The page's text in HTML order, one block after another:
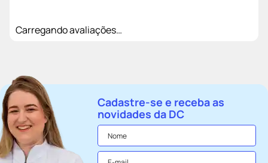
Carregando avaliações…
Cadastre-se e receba as
novidades da DC